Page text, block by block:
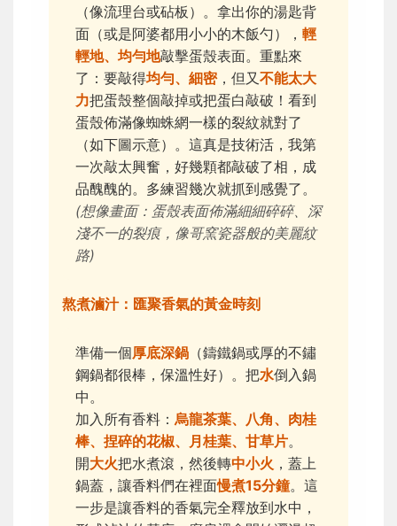
（像流理台或砧板）。拿出你的湯匙背
面（或是阿婆都用小小的木飯勺）， 輕
輕地、均勻地敲擊蛋殼表面。重點來
了：要敲得均勻、細密，但又不能太大
力把蛋殼整個敲掉或把蛋白敲破！看到
蛋殼佈滿像蜘蛛網一樣的裂紋就對了
（如下圖示意）。這真是技術活，我第
一次敲太興奮，好幾顆都敲破了相，成
品醜醜的。多練習幾次就抓到感覺了。
(想像畫面：蛋殼表面佈滿細細碎碎、深
淺不一的裂痕，像哥窯瓷器般的美麗紋
路)
熬煮滷汁：匯聚香氣的黃金時刻
準備一個厚底深鍋 （鑄鐵鍋或厚的不鏽
鋼鍋都很棒，保溫性好）。把水倒入鍋
中。
加入所有香料： 烏龍茶葉、八角、肉桂
棒、捏碎的花椒、月桂葉、甘草片。
開大火把水煮滾，然後轉中小火 ，蓋上
鍋蓋，讓香料們在裡面慢煮15分鐘。這
一步是讓香料的香氣完全釋放到水中，